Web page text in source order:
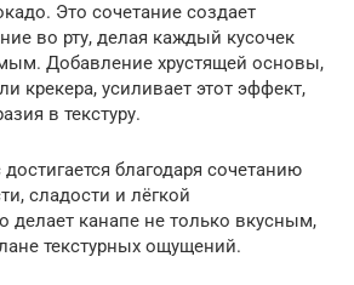
Это сочетание создает
во рту, делая каждый кусочек
Добавление хрустящей основы,
крекера, усиливает этот эффект,
в текстуру.
благодаря сочетанию
сладости и лёгкой
делает канапе не только вкусным,
текстурных ощущений.